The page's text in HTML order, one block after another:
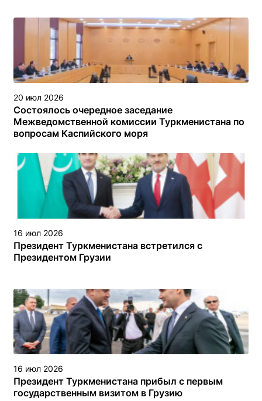
20 июл 2026
Состоялось очередное заседание
Межведомственной комиссии Туркменистана по
вопросам Каспийского моря
16 июл 2026
Президент Туркменистана встретился с
Президентом Грузии
16 июл 2026
Президент Туркменистана прибыл с первым
государственным визитом в Грузию